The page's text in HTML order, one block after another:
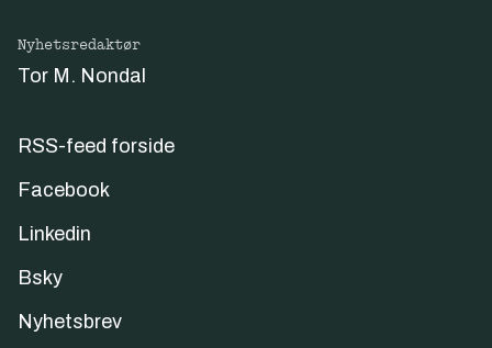
Nyhetsredaktør
Tor M. Nondal
RSS-feed forside
Facebook
Linkedin
Bsky
Nyhetsbrev